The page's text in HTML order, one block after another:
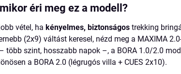
éri meg ez a modell?
vétel, hakényelmes, biztonságos trekking
(2x9) váltást keresel, nézd meg a MAXIMA
több szint, hosszabb napok –, a BORA 1.0/2.0
a BORA 2.0 (légrugós villa + CUES 2x10).